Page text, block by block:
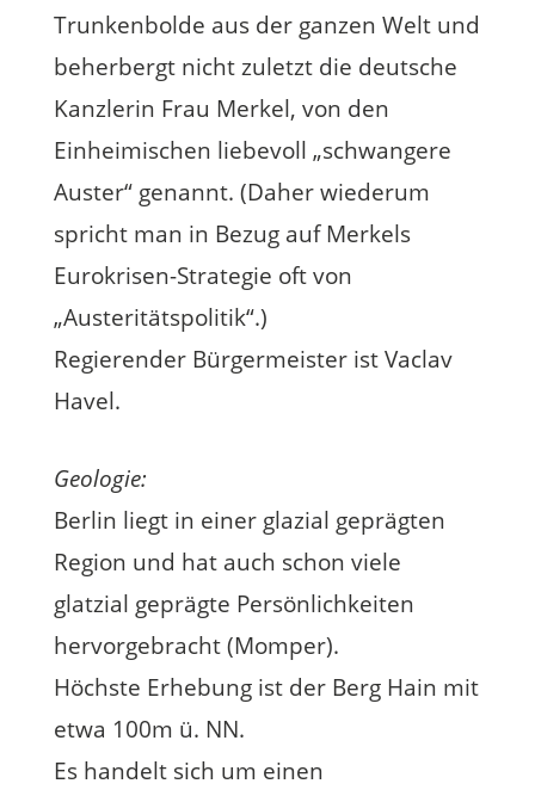
Trunkenbolde aus der ganzen Welt und
beherbergt nicht zuletzt die deutsche
Kanzlerin Frau Merkel, von den
Einheimischen liebevoll „schwangere
Auster“ genannt. (Daher wiederum
spricht man in Bezug auf Merkels
Eurokrisen-Strategie oft von
„Austeritätspolitik“.)
Regierender Bürgermeister ist Vaclav
Havel.
Geologie:
Berlin liegt in einer glazial geprägten
Region und hat auch schon viele
glatzial geprägte Persönlichkeiten
hervorgebracht (Momper).
Höchste Erhebung ist der Berg Hain mit
etwa 100m ü. NN.
Es handelt sich um einen